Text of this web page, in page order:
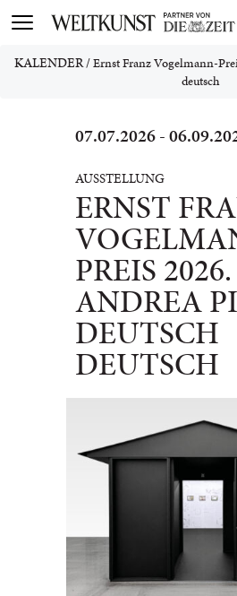
Toggle
KALENDER/Ernst Franz Vogelmann-
deutsch
07.07.2026 -
AUSSTELLUNG
ERNST
PREIS 2026.
ANDREA
DEUTSCH
DEUTSCH